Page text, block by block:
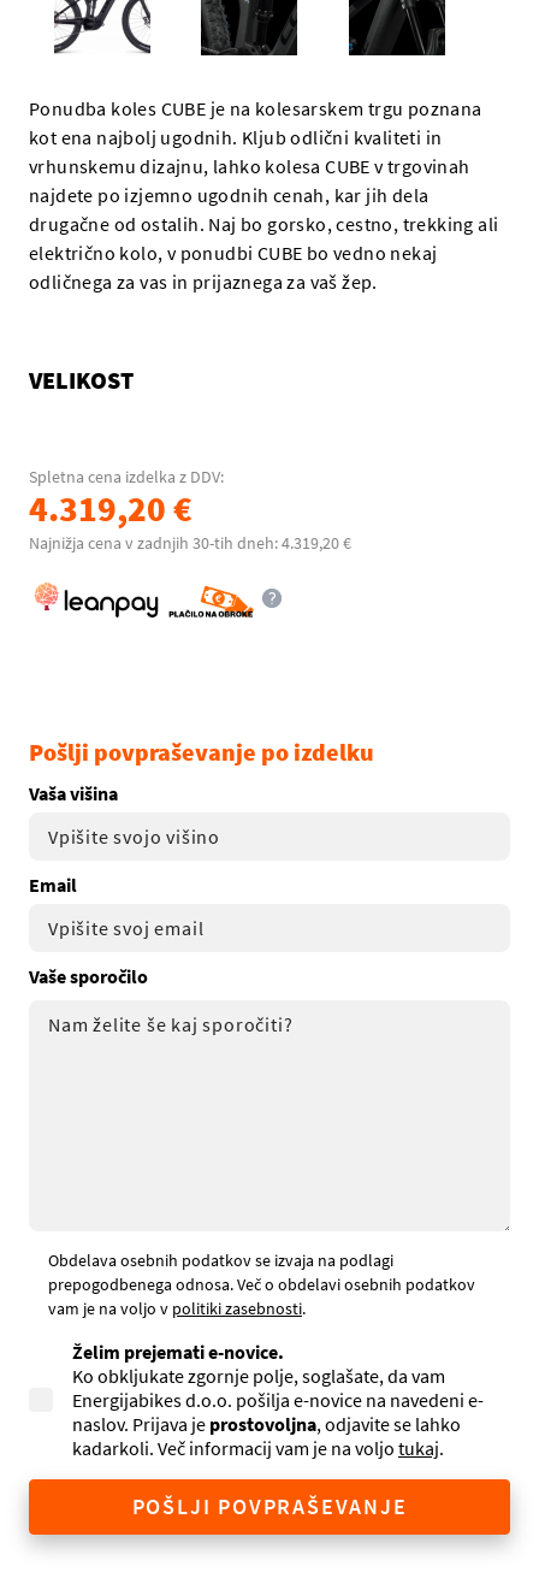
Ponudba koles CUBE je na kolesarskem trgu poznana
kot ena najbolj ugodnih. Kljub odlični kvaliteti in
vrhunskemu dizajnu, lahko kolesa CUBE v trgovinah
najdete po izjemno ugodnih cenah, kar jih dela
drugačne od ostalih. Naj bo gorsko, cestno, trekking ali
električno kolo, v ponudbi CUBE bo vedno nekaj
odličnega za vas in prijaznega za vaš žep.
VELIKOST
Spletna cena izdelka z DDV:
4.319,20 €
Najnižja cena v zadnjih 30-tih dneh: 4.319,20 €
Pošlji povpraševanje po izdelku
Vaša višina
Email
Vaše sporočilo
Obdelava osebnih podatkov se izvaja na podlagi
prepogodbenega odnosa. Več o obdelavi osebnih podatkov
vam je na voljo v politiki zasebnosti.
Želim prejemati e-novice.
Ko obkljukate zgornje polje, soglašate, da vam
Energijabikes d.o.o. pošilja e-novice na navedeni e-
naslov. Prijava je prostovoljna, odjavite se lahko
kadarkoli. Več informacij vam je na voljo tukaj.
POŠLJI POVPRAŠEVANJE